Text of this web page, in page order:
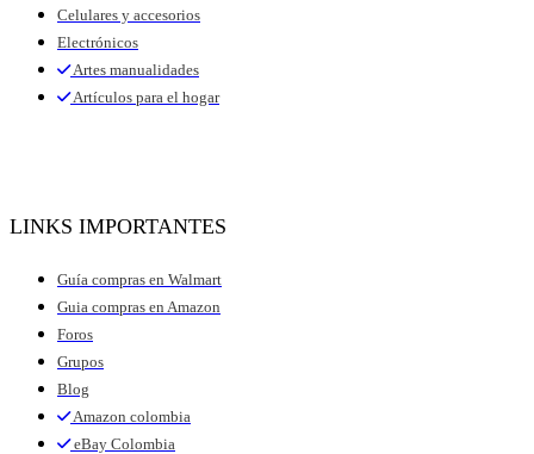
Celulares y accesorios
Electrónicos
Artes manualidades
Artículos para el hogar
LINKS IMPORTANTES
Guía compras en Walmart
Guia compras en Amazon
Foros
Grupos
Blog
Amazon colombia
eBay Colombia